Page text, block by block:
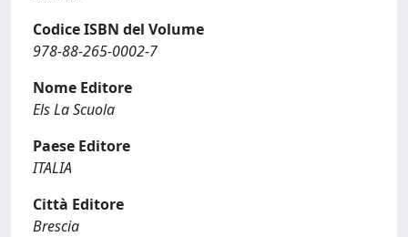
Codice ISBN del Volume
978-88-265-0002-7
Nome Editore
Els La Scuola
Paese Editore
ITALIA
Città Editore
Brescia